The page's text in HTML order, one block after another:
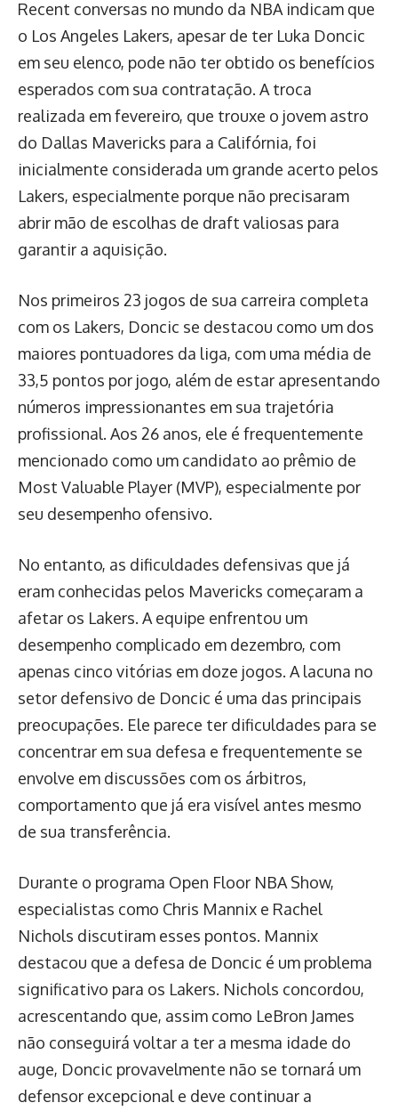
Recent conversas no mundo da NBA indicam que
o Los Angeles Lakers, apesar de ter Luka Doncic
em seu elenco, pode não ter obtido os benefícios
esperados com sua contratação. A troca
realizada em fevereiro, que trouxe o jovem astro
do Dallas Mavericks para a Califórnia, foi
inicialmente considerada um grande acerto pelos
Lakers, especialmente porque não precisaram
abrir mão de escolhas de draft valiosas para
garantir a aquisição.
Nos primeiros 23 jogos de sua carreira completa
com os Lakers, Doncic se destacou como um dos
maiores pontuadores da liga, com uma média de
33,5 pontos por jogo, além de estar apresentando
números impressionantes em sua trajetória
profissional. Aos 26 anos, ele é frequentemente
mencionado como um candidato ao prêmio de
Most Valuable Player (MVP), especialmente por
seu desempenho ofensivo.
No entanto, as dificuldades defensivas que já
eram conhecidas pelos Mavericks começaram a
afetar os Lakers. A equipe enfrentou um
desempenho complicado em dezembro, com
apenas cinco vitórias em doze jogos. A lacuna no
setor defensivo de Doncic é uma das principais
preocupações. Ele parece ter dificuldades para se
concentrar em sua defesa e frequentemente se
envolve em discussões com os árbitros,
comportamento que já era visível antes mesmo
de sua transferência.
Durante o programa Open Floor NBA Show,
especialistas como Chris Mannix e Rachel
Nichols discutiram esses pontos. Mannix
destacou que a defesa de Doncic é um problema
significativo para os Lakers. Nichols concordou,
acrescentando que, assim como LeBron James
não conseguirá voltar a ter a mesma idade do
auge, Doncic provavelmente não se tornará um
defensor excepcional e deve continuar a